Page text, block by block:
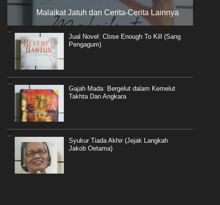
Malaikat Jatuh dan Cerita-Cerita Lainnya
Jual Novel: Close Enough To Kill (Sang
Pengagum)
Gajah Mada: Bergelut dalam Kemelut
Takhta Dan Angkara
Syukur Tiada Akhir (Jejak Langkah
Jakob Oetama)